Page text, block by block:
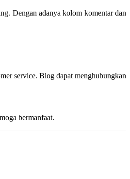
Dengan adanya kolom komentar dan
service. Blog dapat menghubungkan
bermanfaat.